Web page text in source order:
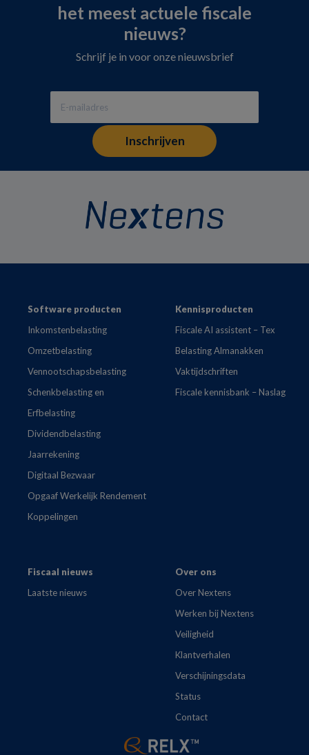
het meest actuele fiscale
nieuws?
Schrijf je in voor onze nieuwsbrief
FooterSoftware producten
Inkomstenbelasting
Omzetbelasting
Vennootschapsbelasting
Schenkbelasting en
Erfbelasting
Dividendbelasting
Jaarrekening
Digitaal Bezwaar
Opgaaf Werkelijk Rendement
Koppelingen
Kennisproducten
Fiscale AI assistent – Tex
Belasting Almanakken
Vaktijdschriften
Fiscale kennisbank – Naslag
Fiscaal nieuws
Laatste nieuws
Over ons
Over Nextens
Werken bij Nextens
Veiligheid
Klantverhalen
Verschijningsdata
Status
Contact